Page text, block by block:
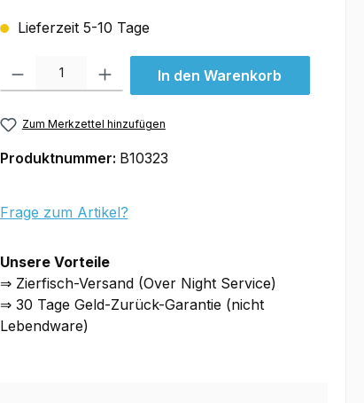
Lieferzeit 5-10 Tage
In den Warenkorb
Zum Merkzettel hinzufügen
Produktnummer: B10323
Frage zum Artikel?
Unsere Vorteile
⇒ Zierfisch-Versand (Over Night Service)
⇒ 30 Tage Geld-Zurück-Garantie (nicht
Lebendware)